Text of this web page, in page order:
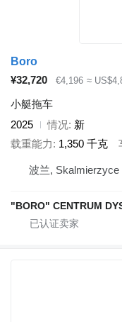
Boro
¥32,720
€4,196 ≈
小艇拖车
2025
情况 新
载重能力
1,350 千克
波兰, Skalmierzyce
"BORO" CENTRUM